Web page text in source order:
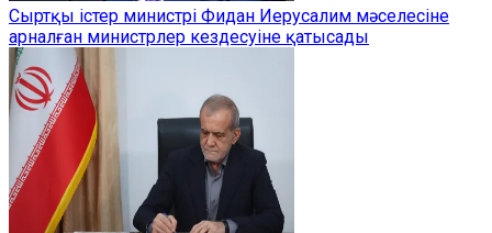
Сыртқы істер министрі Фидан Иерусалим мәселесіне
арналған министрлер кездесуіне қатысады